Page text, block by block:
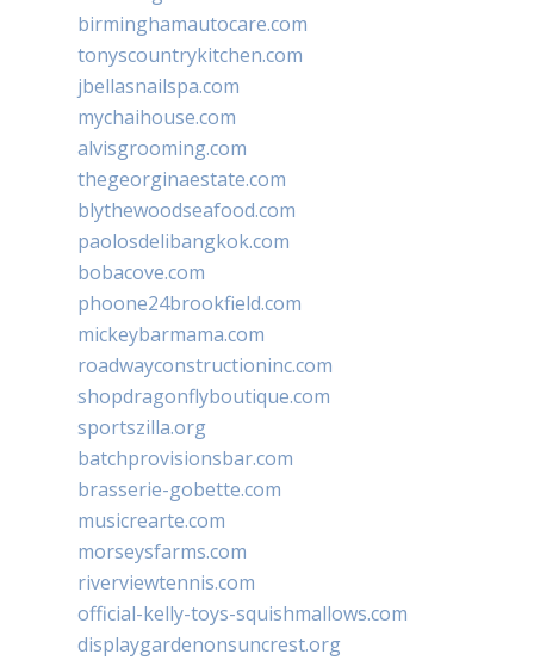
birminghamautocare.com
tonyscountrykitchen.com
jbellasnailspa.com
mychaihouse.com
alvisgrooming.com
thegeorginaestate.com
blythewoodseafood.com
paolosdelibangkok.com
bobacove.com
phoone24brookfield.com
mickeybarmama.com
roadwayconstructioninc.com
shopdragonflyboutique.com
sportszilla.org
batchprovisionsbar.com
brasserie-gobette.com
musicrearte.com
morseysfarms.com
riverviewtennis.com
official-kelly-toys-squishmallows.com
displaygardenonsuncrest.org